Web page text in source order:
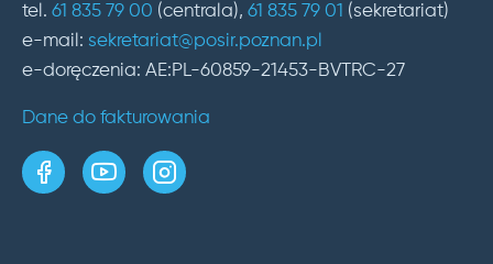
tel. 61 835 79 00 (centrala), 61 835 79 01 (sekretariat)
e-mail: sekretariat@posir.poznan.pl
e-doręczenia: AE:PL-60859-21453-BVTRC-27
Dane do fakturowania
strona w serwisie Facebook
kanał w serwisie YouTube
profil w serwisie Instagram